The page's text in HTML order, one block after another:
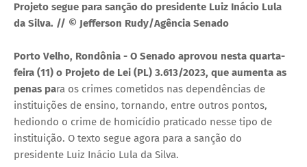
Projeto segue para sanção do presidente Luiz Inácio Lula
da Silva. // © Jefferson Rudy/Agência Senado
Porto Velho, Rondônia - O Senado aprovou nesta quarta-
feira (11) o Projeto de Lei (PL) 3.613/2023, que aumenta as
penas para os crimes cometidos nas dependências de
instituições de ensino, tornando, entre outros pontos,
hediondo o crime de homicídio praticado nesse tipo de
instituição. O texto segue agora para a sanção do
presidente Luiz Inácio Lula da Silva.